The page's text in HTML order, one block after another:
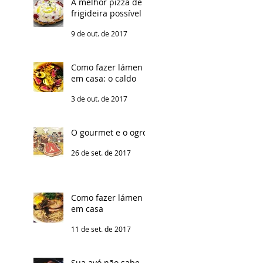
frigideira possível
9 de out. de 2017
Como fazer lámen
em casa: o caldo
3 de out. de 2017
O gourmet e o ogro
26 de set. de 2017
Como fazer lámen
em casa
11 de set. de 2017